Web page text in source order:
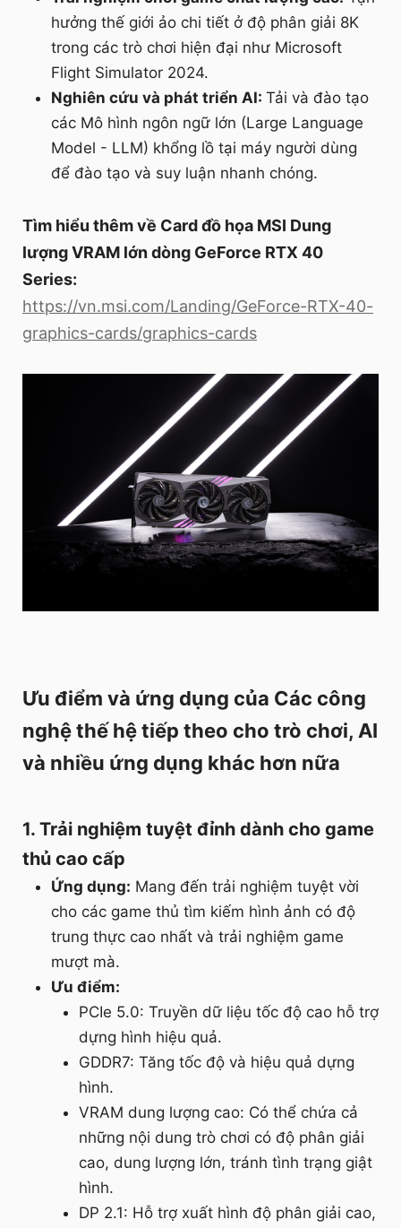
hưởng thế giới ảo chi tiết ở độ phân giải 8K
trong các trò chơi hiện đại như Microsoft
Flight Simulator 2024.
Nghiên cứu và phát triển AI:Tải và đào tạo
các Mô hình ngôn ngữ lớn (Large Language
Model - LLM) khổng lồ tại máy người dùng
để đào tạo và suy luận nhanh chóng.
Tìm hiểu thêm về Card đồ họa MSI Dung
lượng VRAM lớn dòng GeForce RTX 40
Series:
https://vn.msi.com/Landing/GeForce-RTX-40-
graphics-cards/graphics-cards
Ưu điểm và ứng dụng của Các công
nghệ thế hệ tiếp theo cho trò chơi, AI
và nhiều ứng dụng khác hơn nữa
1. Trải nghiệm tuyệt đỉnh dành cho game
thủ cao cấp
Ứng dụng: Mang đến trải nghiệm tuyệt vời
cho các game thủ tìm kiếm hình ảnh có độ
trung thực cao nhất và trải nghiệm game
mượt mà.
Ưu điểm:
PCIe 5.0: Truyền dữ liệu tốc độ cao hỗ trợ
dựng hình hiệu quả.
GDDR7: Tăng tốc độ và hiệu quả dựng
hình.
VRAM dung lượng cao: Có thể chứa cả
những nội dung trò chơi có độ phân giải
cao, dung lượng lớn, tránh tình trạng giật
hình.
DP 2.1: Hỗ trợ xuất hình độ phân giải cao,